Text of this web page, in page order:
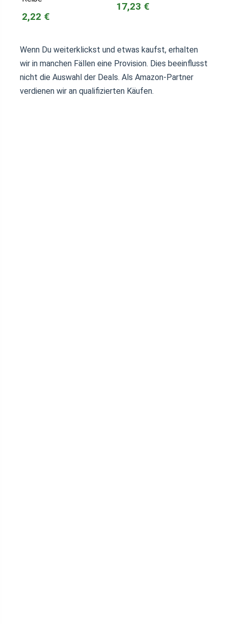
2,22 €
17,23 €
Wenn Du weiterklickst und etwas kaufst, erhalten
wir in manchen Fällen eine Provision. Dies beeinflusst
nicht die Auswahl der Deals. Als Amazon-Partner
verdienen wir an qualifizierten Käufen.